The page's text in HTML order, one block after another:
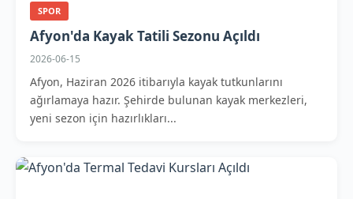
SPOR
Afyon'da Kayak Tatili Sezonu Açıldı
2026-06-15
Afyon, Haziran 2026 itibarıyla kayak tutkunlarını
ağırlamaya hazır. Şehirde bulunan kayak merkezleri,
yeni sezon için hazırlıkları...